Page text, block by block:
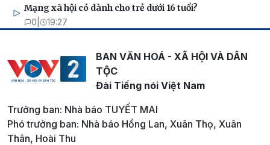
Mạng xã hội có dành cho trẻ dưới 16 tuổi?
0 19:27
BAN VĂN HOÁ - XÃ HỘI VÀ DÂN
TỘC
Đài Tiếng nói Việt Nam
Trưởng ban: Nhà báo TUYẾT MAI
Phó trưởng ban: Nhà báo Hồng Lan, Xuân Thọ, Xuân
Thân, Hoài Thu